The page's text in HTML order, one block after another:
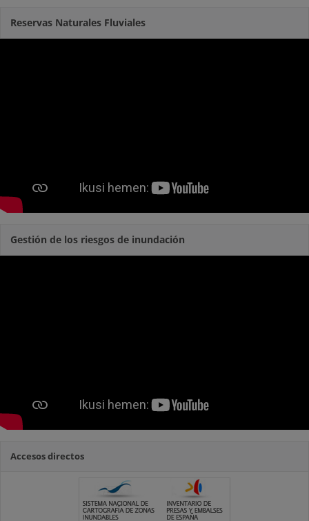
Reservas Naturales Fluviales
Gestión de los riesgos de inundación
Accesos directos